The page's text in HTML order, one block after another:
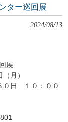
ター巡回展
2024/08/13
月）
日　１０：００